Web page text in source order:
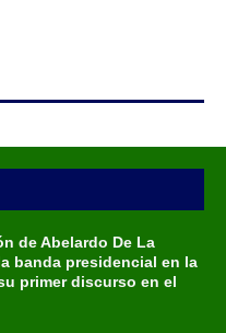
de Abelardo De La
banda presidencial en la
primer discurso en el